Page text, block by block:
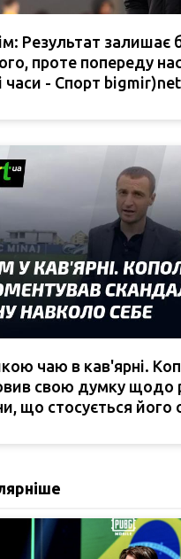
Результат залишає
проте попереду
часи - Спорт bigmir)net
чаю в кав'ярні.
свою думку щодо
що стосується його